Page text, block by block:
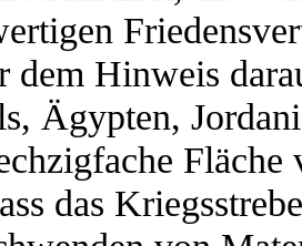
dem Hinweis
Ägypten,
Fläche
das